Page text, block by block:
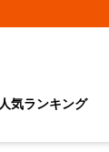
人気ランキング